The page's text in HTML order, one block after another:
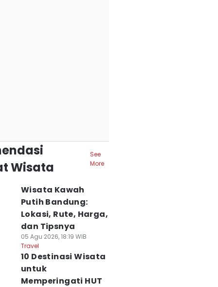
Wisata
See
More
Wisata Kawah
Putih Bandung:
Lokasi, Rute, Harga,
dan Tipsnya
05 Agu 2026, 18:19 WIB
Travel
10 Destinasi Wisata
untuk
Memperingati HUT